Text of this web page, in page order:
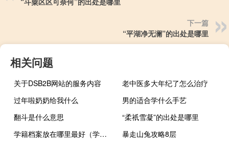
下一篇
“平湖净无澜”的出处是哪里
相关问题
关于DSB2B网站的服务内容
老中医多大年纪了怎么治疗
过年啦奶奶给我什么
男的适合学什么手艺
翻斗是什么意思
“柔祇雪凝”的出处是哪里
学籍档案放在哪里最好（学籍档案放哪里）
暴走山兔攻略8层